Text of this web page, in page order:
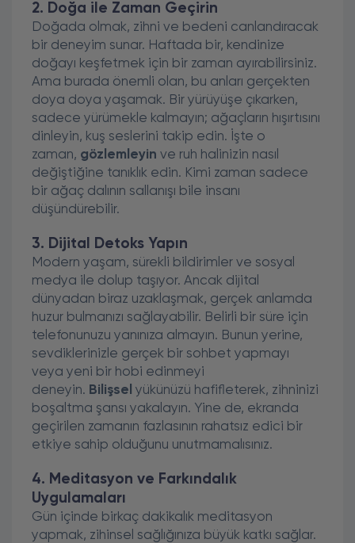
2. Doğa ile Zaman Geçirin
Doğada olmak, zihni ve bedeni canlandıracak
bir deneyim sunar. Haftada bir, kendinize
doğayı keşfetmek için bir zaman ayırabilirsiniz.
Ama burada önemli olan, bu anları gerçekten
doya doya yaşamak. Bir yürüyüşe çıkarken,
sadece yürümekle kalmayın; ağaçların hışırtısını
dinleyin, kuş seslerini takip edin. İşte o
zaman, gözlemleyin ve ruh halinizin nasıl
değiştiğine tanıklık edin. Kimi zaman sadece
bir ağaç dalının sallanışı bile insanı
düşündürebilir.
3. Dijital Detoks Yapın
Modern yaşam, sürekli bildirimler ve sosyal
medya ile dolup taşıyor. Ancak dijital
dünyadan biraz uzaklaşmak, gerçek anlamda
huzur bulmanızı sağlayabilir. Belirli bir süre için
telefonunuzu yanınıza almayın. Bunun yerine,
sevdiklerinizle gerçek bir sohbet yapmayı
veya yeni bir hobi edinmeyi
deneyin. Bilişsel yükünüzü hafifleterek, zihninizi
boşaltma şansı yakalayın. Yine de, ekranda
geçirilen zamanın fazlasının rahatsız edici bir
etkiye sahip olduğunu unutmamalısınız.
4. Meditasyon ve Farkındalık
Uygulamaları
Gün içinde birkaç dakikalık meditasyon
yapmak, zihinsel sağlığınıza büyük katkı sağlar.